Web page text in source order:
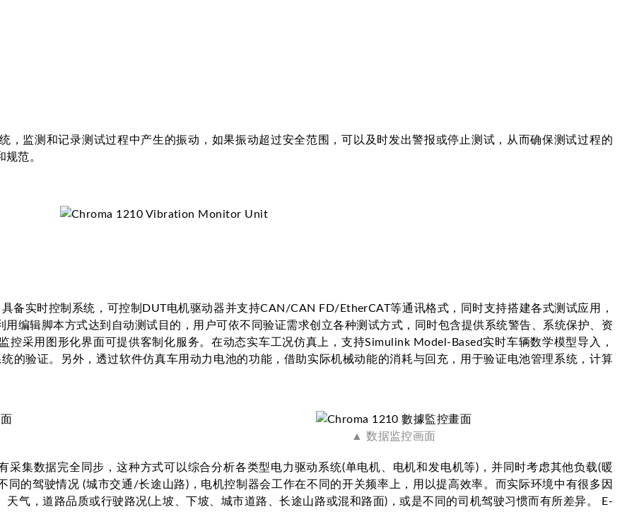
，监测和记录测试过程中产生的振动，如果振动超过安全范围，可以及时发出警报或停止测试，从而确保测试过程的
范。
备实时控制系统，可控制DUT电机驱动器并支持CAN/CAN FD/EtherCAT等通讯格式，同时支持搭建各式测试应用，
编辑脚本方式达到自动测试目的，用户可依不同验证需求创立各种测试方式，同时包含提供系统警告、系统保护、资
控采用图形化界面可提供客制化服务。在动态实车工况仿真上，支持Simulink Model-Based实时车辆数学模型导入，
的验证。另外，透过软件仿真车用动力电池的功能，借助实际机械动能的消耗与回充，用于验证电池管理系统，计算
▲ 数据监控画面
采集数据完全同步，这种方式可以综合分析各类型电力驱动系统(单电机、电机和发电机等)，并同时考虑其他负载(暖
的驾驶情况 (城市交通/长途山路)，电机控制器会工作在不同的开关频率上，用以提高效率。而实际环境中有很多因
气，道路品质或行驶路况(上坡、下坡、城市道路、长途山路或混和路面)，或是不同的司机驾驶习惯而有所差异。 E-